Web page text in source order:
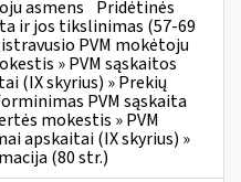
asmens Pridėtinės
ir jos tikslinimas (57-69
PVM mokėtoju
» PVM sąskaitos
(IX skyrius) » Prekių
PVM sąskaita
mokestis » PVM
apskaitai (IX skyrius) »
(80 str.)